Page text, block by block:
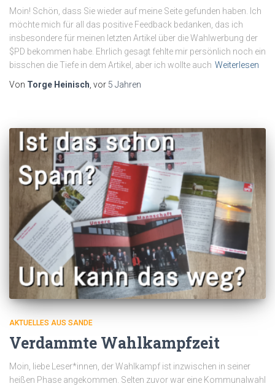
Moin! Schön, dass Sie wieder auf meine Seite gefunden haben. Ich
möchte mich für all das positive Feedback bedanken, das ich
insbesondere für meinen letzten Artikel über die Wahlwerbung der
$PD bekommen habe. Ehrlich gesagt fehlte mir persönlich noch ein
bisschen die Tiefe in dem Artikel, aber ich wollte auch Weiterlesen
Von Torge Heinisch , vor 5 Jahren
AKTUELLES AUS SANDE
Verdammte Wahlkampfzeit
Moin, liebe Leser*innen, der Wahlkampf ist inzwischen in seiner
heißen Phase angekommen. Selten zuvor war eine Kommunalwahl